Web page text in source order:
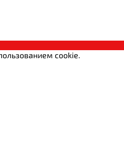
cookie.